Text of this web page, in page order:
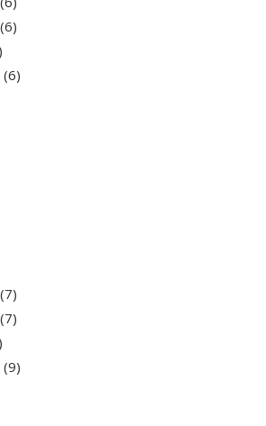
(6)
(6)
(7)
(7)
(9)